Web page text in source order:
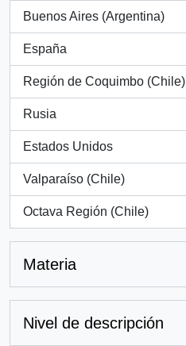
Buenos Aires (Argentina)
, 16 resultados
España
, 14 resultados
Región de Coquimbo (Chile)
, 13 resultados
Rusia
, 12 resultados
Estados Unidos
, 11 resultados
Valparaíso (Chile)
, 10 resultados
Octava Región (Chile)
, 10 resultados
Materia
Nivel de descripción